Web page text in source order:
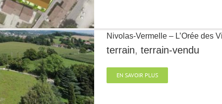
Nivolas-Vermelle – L’Orée des
terrain, terrain-vendu
EN SAVOIR PLUS